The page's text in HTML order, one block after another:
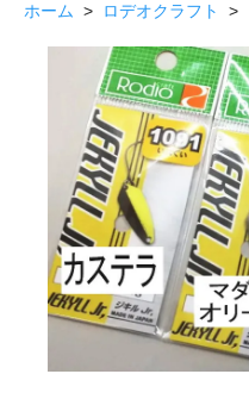
ホーム > ロデオクラフト >